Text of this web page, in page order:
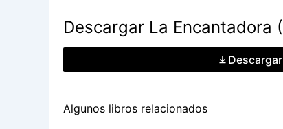
Descargar La Encantadora
Algunos libros relacionados